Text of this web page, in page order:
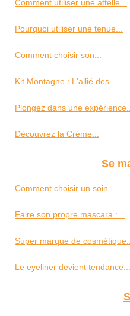
Comment utiliser une attelle...
Pourquoi utiliser une tenue...
Comment choisir son...
Kit Montagne : L'allié des...
Plongez dans une
Découvrez la Crème...
Se
Comment choisir un soin...
Faire son propre mascara :...
Super marque de
Le eyeliner devient tendance...